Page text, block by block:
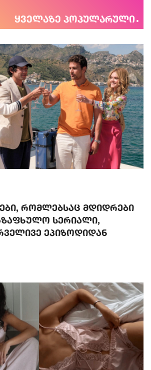
ყველაზე პოპულარული
რომლებსაც მდიდრები
სერიალი,
ეპიზოდიდან